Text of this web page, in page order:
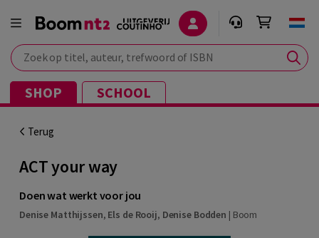
Zoek op titel, auteur, trefwoord of ISBN
SHOP SCHOOL
Terug
ACT your way
Doen wat werkt voor jou
Denise Matthijssen, Els de Rooij, Denise Bodden | Boom